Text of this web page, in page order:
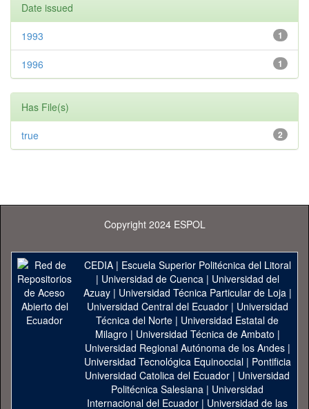
Date issued
1
1993
1
1996
Has File(s)
2
true
Copyright 2024 ESPOL
CEDIA| Escuela Superior Politécnica del Litoral
| Universidad de Cuenca| Universidad del
Azuay| Universidad Técnica Particular de Loja|
Universidad Central del Ecuador| Universidad
Técnica del Norte | Universidad Estatal de
Milagro | Universidad Técnica de Ambato |
Universidad Regional Autónoma de los Andes|
Universidad Tecnológica Equinoccial| Pontificia
Universidad Catolica del Ecuador | Universidad
Politécnica Salesiana | Universidad
Internacional del Ecuador | Universidad de las